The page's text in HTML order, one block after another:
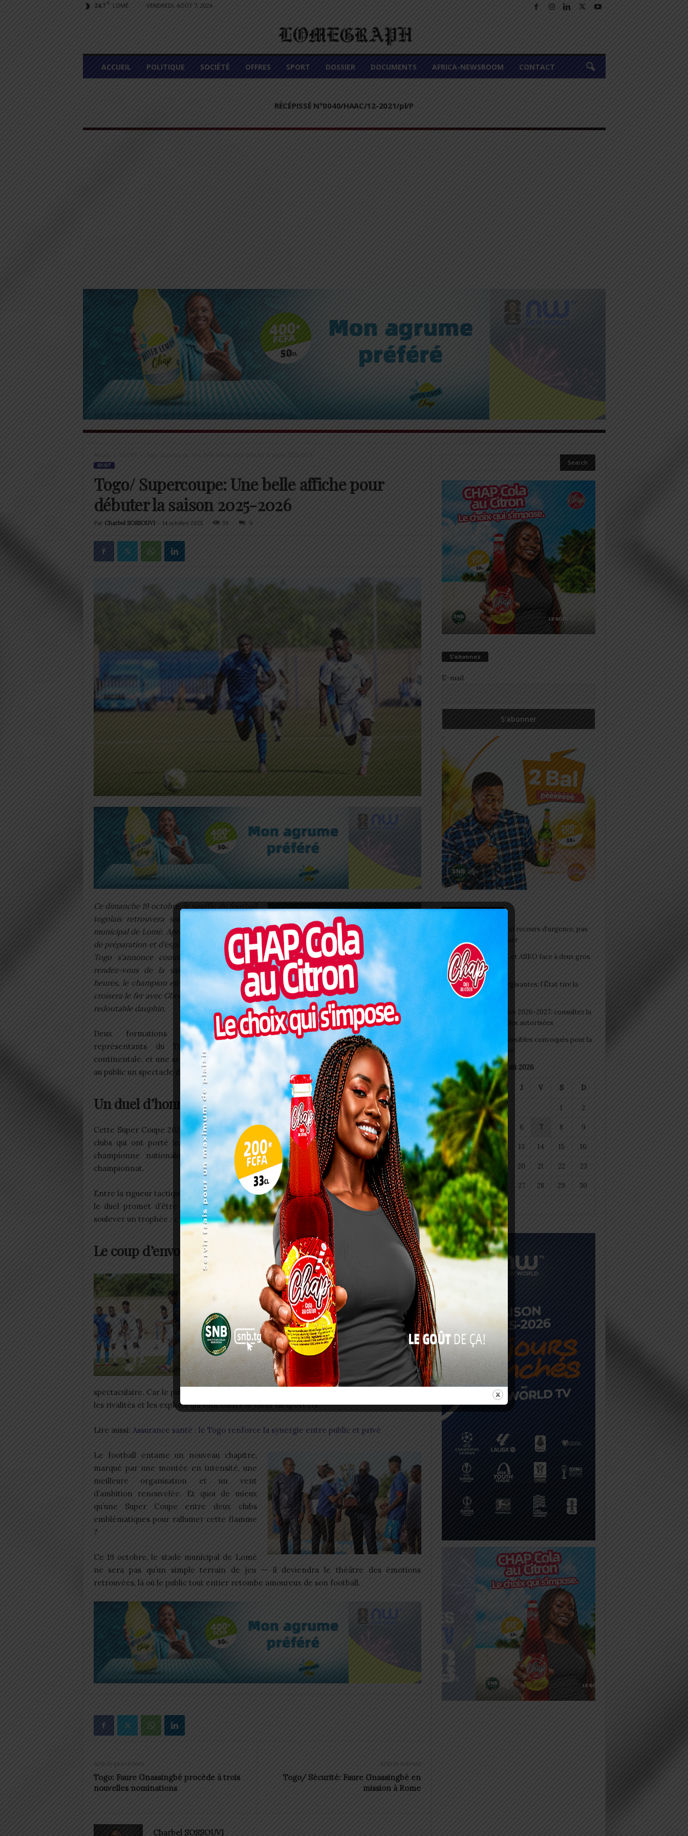
24.7 C LOMÉ VENDREDI, AOÛT 7, 2026
L
M
ACCUEIL POLITIQUE SOCIÉTÉ OFFRES SPORT DOSSIER DOCUMENTS AFRICA-NEWSROOM CONTACT
RÉCÉPISSÉ N°0040/HAAC/12-2021/pl/P
Accueil SPORT Togo/ Supercoupe: Une belle affiche pour débuter la saison 2025-2026
SPORT
Togo/ Supercoupe: Une belle affiche pour
débuter la saison 2025-2026
Par Charbel SOSSOUVI- 14 octobre 2025 39 0
Ce dimanche 19 octobre, le souffle du football
togolais retrouvera son intensité au stade
municipal de Lomé. Après des mois d’attente,
de préparation et d’espoir, la Super Coupe du
Togo s’annonce comme le premier grand
rendez-vous de la saison. À partir de 15
heures, le champion en titre, l’ASCK de Kara,
croisera le fer avec Gbohloe-su des Lacs, son
redoutable dauphin.
Deux formations ambitieuses, deux
représentants du Togo sur la scène
continentale, et une seule promesse : offrir
au public un spectacle digne de la passion togolaise pour le ballon rond.
Un duel d’honneur au Togo
Cette Super Coupe 2025 n’est pas qu’un simple match de prestige. Elle oppose les deux
clubs qui ont porté les espoirs du Togo en compétitions africaines : l’ASCK, sacrée
championne nationale et Gbohloe-su des Lacs, finaliste malheureux du dernier
championnat.
Entre la rigueur tactique des Chauffeurs de Kara et la fougue des Requins mâles d’Aného,
le duel promet d’être explosif. Pour ces deux équipes, il ne s’agit pas seulement de
soulever un trophée : c’est une question d’honneur, d’identité et de confirmation.
Le coup d’envoi officiel de la saison 2025-2026
Au-delà du symbole, la Super Coupe ouvre
officiellement la saison 2025-2026.
Une semaine plus tard, le 26 octobre, les
regards se tourneront vers le championnat
national de première division – D1 LONATO,
véritable vitrine du football local.
Les supporters, impatients de retrouver les
gradins, espèrent un
championnatplus
relevé, plus professionnel, et surtout plus
spectaculaire. Car le public togolais, passionné et exigeant, attend de revivre les frissons,
les rivalités et les exploits qui font battre le cœur du sport roi.
Lire aussi: Assurance santé : le Togo renforce la synergie entre public et privé
Le football entame un nouveau chapitre,
marqué par une montée en intensité, une
meilleure organisation et un vent
d’ambition renouvelée. Et quoi de mieux
qu’une Super Coupe entre deux clubs
emblématiques pour rallumer cette flamme
?
Ce 19 octobre, le stade municipal de Lomé
ne sera pas qu’un simple terrain de jeu — il deviendra le théâtre des émotions
retrouvées, là où le public tout entier retombe amoureux de son football.
Article précédent
Togo: Faure Gnassingbé procède à trois
nouvelles nominations
Article suivant
Togo/ Sécurité: Faure Gnassingbé en
mission à Rome
Charbel SOSSOUVI
S’abonnez
E-mail
Articles récents
Pilule du lendemain : un recours d’urgence, pas
une habitude à banaliser
Interclubs CAF: ASCK et ASKO face à deux gros
morceaux
Togo/ Boissons énergisantes: l’État tire la
sonnette d’alarme
Togo/ Rentrée scolaire 2026-2027: consultez la
liste officielle des écoles autorisées
ESSAL 2026 : les admissibles convoqués pour la
visite médicale à Lomé
août 2026
L M M J V S D
1 2
3 4 5 6 7 8 9
10 11 12 13 14 15 16
17 18 20 21 22 23
24 25 26 27 28 29 30
31
« Juil